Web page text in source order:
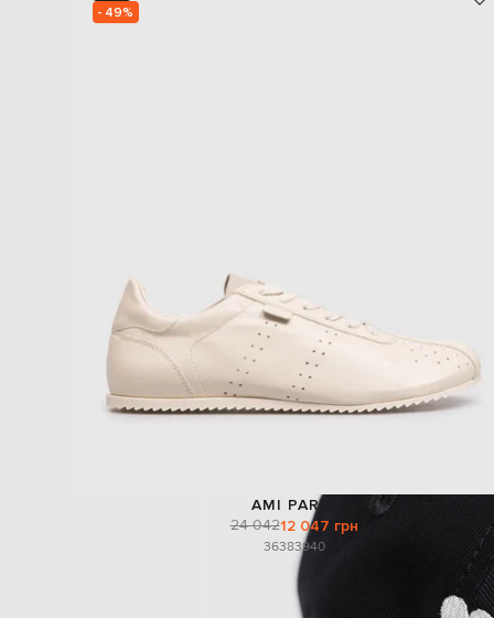
- 49%
AMI PARIS
24 04212 047 грн
36383940